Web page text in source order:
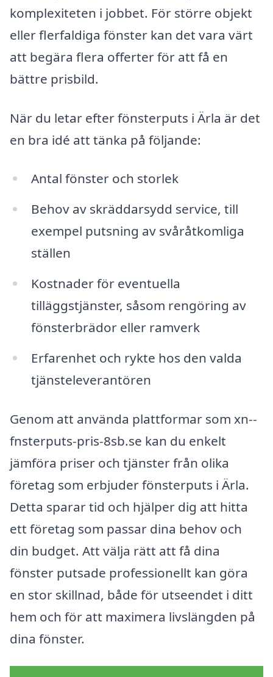
komplexiteten i jobbet. För större objekt
eller flerfaldiga fönster kan det vara värt
att begära flera offerter för att få en
bättre prisbild.
När du letar efter fönsterputs i Ärla är det
en bra idé att tänka på följande:
Antal fönster och storlek
Behov av skräddarsydd service, till
exempel putsning av svåråtkomliga
ställen
Kostnader för eventuella
tilläggstjänster, såsom rengöring av
fönsterbrädor eller ramverk
Erfarenhet och rykte hos den valda
tjänsteleverantören
Genom att använda plattformar som xn--
fnsterputs-pris-8sb.se kan du enkelt
jämföra priser och tjänster från olika
företag som erbjuder fönsterputs i Ärla.
Detta sparar tid och hjälper dig att hitta
ett företag som passar dina behov och
din budget. Att välja rätt att få dina
fönster putsade professionellt kan göra
en stor skillnad, både för utseendet i ditt
hem och för att maximera livslängden på
dina fönster.